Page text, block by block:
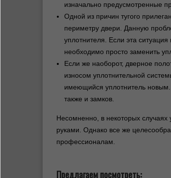
изначально предусмотренные
Одной из причин тугого
периметру двери. Данную
уплотнителя. Если эта
необходимо просто заменить
Если же наоборот, дверное
износом уплотнительной
имеющийся уплотнитель новым.
также и замков.
Несомненно, в некоторых
руками. Однако все же
профессионалам.
Предлагаем посмотреть: